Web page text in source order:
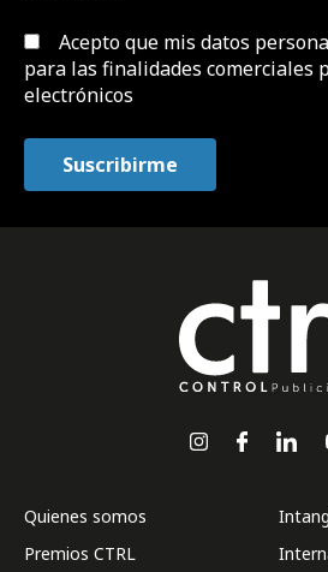
Acepto que mis datos
para las finalidades comerciales
electrónicos
Quienes somos
Premios CTRL